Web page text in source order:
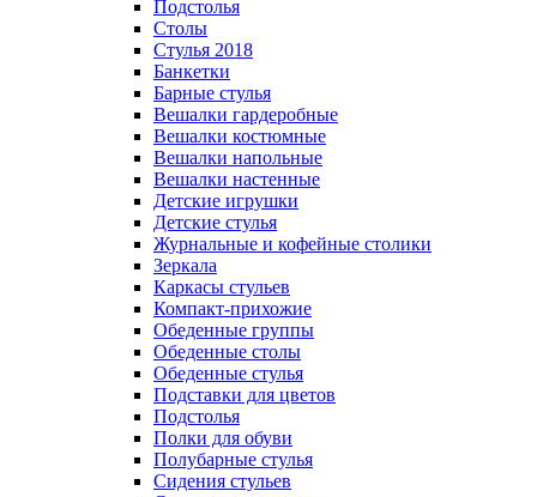
Подстолья
Столы
Стулья 2018
Банкетки
Барные стулья
Вешалки гардеробные
Вешалки костюмные
Вешалки напольные
Вешалки настенные
Детские игрушки
Детские стулья
Журнальные и кофейные столики
Зеркала
Каркасы стульев
Компакт-прихожие
Обеденные группы
Обеденные столы
Обеденные стулья
Подставки для цветов
Подстолья
Полки для обуви
Полубарные стулья
Сидения стульев